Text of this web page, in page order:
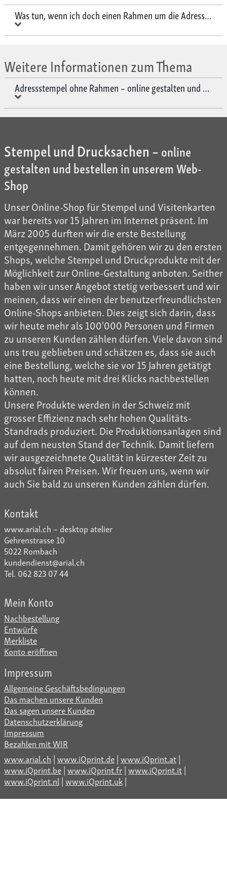
Was tun, wenn ich doch einen Rahmen um die Adresse
Weitere Informationen zum Thema
Adressstempel ohne Rahmen – online gestalten und
Stempel und Drucksachen –online
gestalten und bestellen in unserem Web-
Shop
Unser Online-Shop für Stempel und Visitenkarten
war bereits vor 15 Jahren im Internet präsent. Im
März 2005 durften wir die erste Bestellung
entgegennehmen. Damit gehören wir zu den ersten
Shops, welche Stempel und Druckprodukte mit der
Möglichkeit zur Online-Gestaltung anboten. Seither
haben wir unser Angebot stetig verbessert und wir
meinen, dass wir einen der benutzerfreundlichsten
Online-Shops anbieten. Dies zeigt sich darin, dass
wir heute mehr als 100'000 Personen und Firmen
zu unseren Kunden zählen dürfen. Viele davon sind
uns treu geblieben und schätzen es, dass sie auch
eine Bestellung, welche sie vor 15 Jahren getätigt
hatten, noch heute mit drei Klicks nachbestellen
können.
Unsere Produkte werden in der Schweiz mit
grosser Effizienz nach sehr hohen Qualitäts-
Standrads produziert. Die Produktionsanlagen sind
auf dem neusten Stand der Technik. Damit liefern
wir ausgezeichnete Qualität in kürzester Zeit zu
absolut fairen Preisen. Wir freuen uns, wenn wir
auch Sie bald zu unseren Kunden zählen dürfen.
Kontakt
www.arial.ch – desktop atelier
Gehrenstrasse 10
5022 Rombach
kundendienst@arial.ch
Tel. 062 823 07 44
Mein Konto
Nachbestellung
Entwürfe
Merkliste
Konto eröffnen
Impressum
Allgemeine Geschäftsbedingungen
Das machen unsere Kunden
Das sagen unsere Kunden
Datenschutzerklärung
Impressum
Bezahlen mit WIR
www.arial.ch |www.iQprint.de|www.iQprint.at|
www.iQprint.be|www.iQprint.fr|www.iQprint.it|
www.iQprint.nl|www.iQprint.uk|